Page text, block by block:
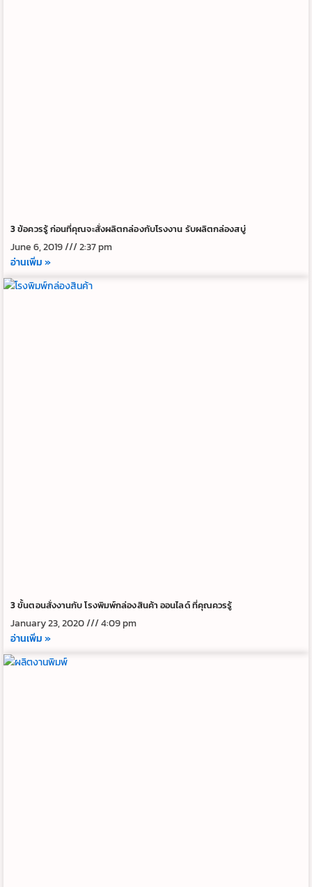
3 ข้อควรรู้ ก่อนที่คุณจะสั่งผลิตกล่องกับโรงงาน รับผลิตกล่องสบู่
June 6, 2019
2:37 pm
อ่านเพิ่ม »
3 ขั้นตอนสั่งงานกับ โรงพิมพ์กล่องสินค้า ออนไลด์ ที่คุณควรรู้
January 23, 2020
4:09 pm
อ่านเพิ่ม »